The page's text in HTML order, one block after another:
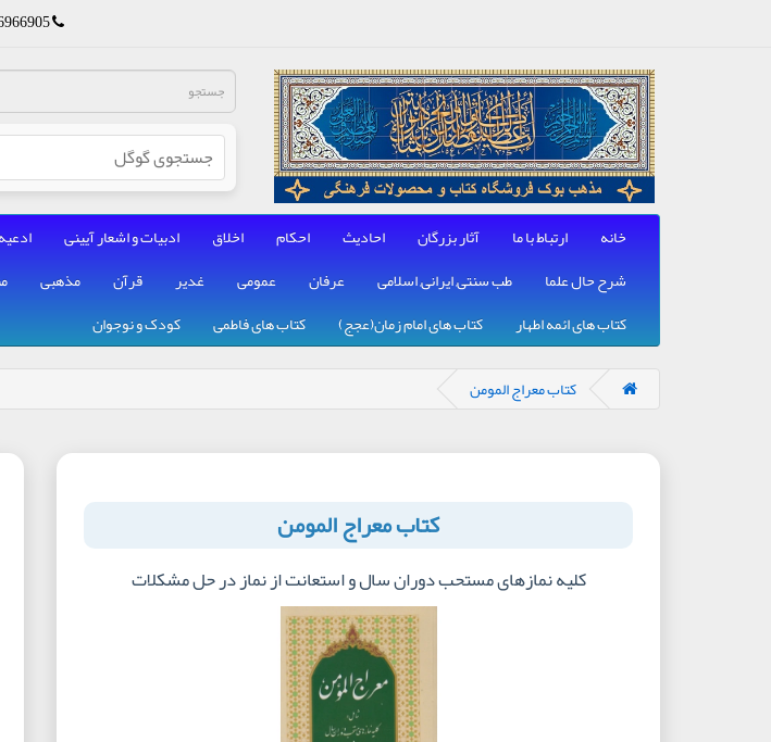
- 09196835373
خانه ارتباط با ما آثار بزرگان احادیث احکام اخلاق ادبیات و اشعار آیینی ادعیه
شرح حال علما
طب سنتی, ایرانی, اسلامی عرفان عمومی غدیر قرآن مذهبی
کتاب های ائمه اطهار
کتاب های امام زمان(عجج) کتاب های فاطمی کودک و نوجوان
کتاب معراج المومن
کتاب معراج المومن
کلیه نمازهای مستحب دوران سال و استعانت از نماز در حل مشکلات